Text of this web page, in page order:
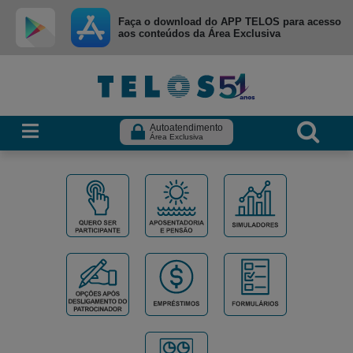
Ir para menu principal
Ir para conteúdo
Faça o download do APP TELOS para acesso
aos conteúdos da Área Exclusiva
Autoatendimento
Área Exclusiva